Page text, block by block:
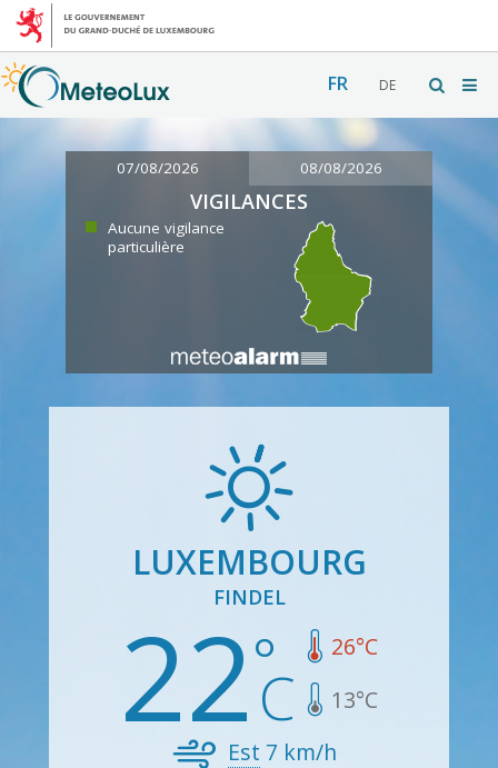
FR DE
07/08/2026 08/08/2026
VIGILANCES
Aucune vigilance
particulière
LUXEMBOURG
FINDEL
22 26°C
13°C
Est 7 km/h